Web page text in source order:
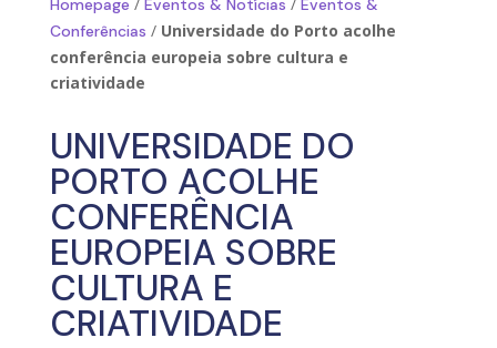
Homepage Eventos & Notícias
Eventos &
Conferências / Universidade do Porto acolhe
conferência europeia sobre cultura e
criatividade
UNIVERSIDADE DO
PORTO ACOLHE
CONFERÊNCIA
EUROPEIA SOBRE
CULTURA E
CRIATIVIDADE